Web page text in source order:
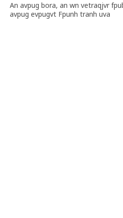
An avpug bora, an wn vetraqjvr
avpug evpugvt Fpunh tranh uva